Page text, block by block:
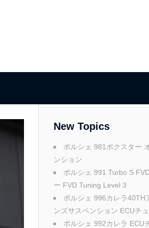
New Topics
ポルシェ 981ボクスター
ンション
ポルシェ 991 Turbo S
ー FVD Tuning Level 3
ポルシェ 996カレラ40TH
ンズサスペンション ECUチ
ポルシェ 992カレラ ECU